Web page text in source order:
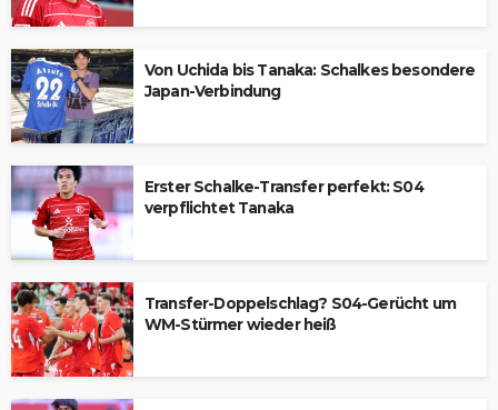
Von Uchida bis Tanaka: Schalkes besondere
Japan-Verbindung
Erster Schalke-Transfer perfekt: S04
verpflichtet Tanaka
Transfer-Doppelschlag? S04-Gerücht um
WM-Stürmer wieder heiß